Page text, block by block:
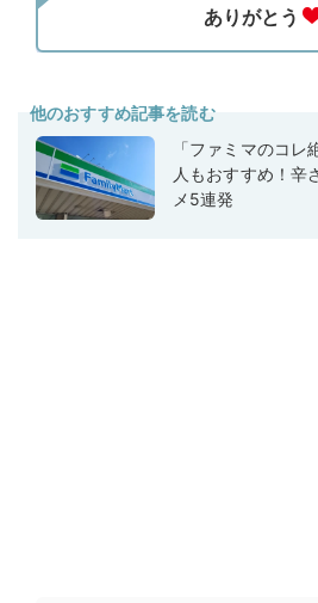
他のおすすめ記事を読む
「ファミマのコ
人もおすすめ！辛
メ5連発